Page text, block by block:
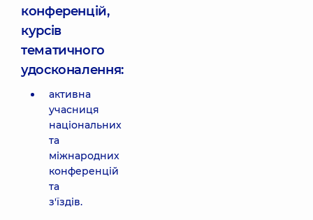
конференцій,
курсів
тематичного
удосконалення:
активна
учасниця
національних
та
міжнародних
конференцій
та
з'їздів.